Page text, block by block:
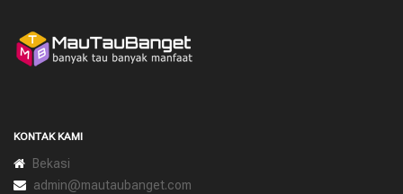
KONTAK KAMI
Bekasi
admin@mautaubanget.com